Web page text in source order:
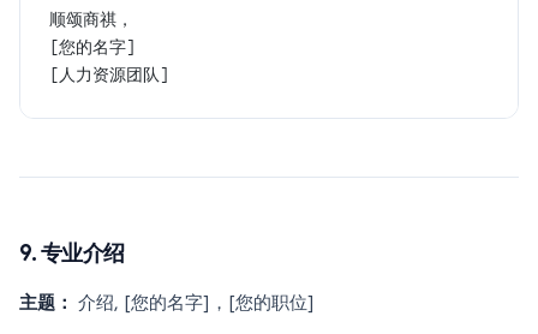
顺颂商祺，
[您的名字]
[人力资源团队]
9. 专业介绍
主题： 介绍, [您的名字]，[您的职位]